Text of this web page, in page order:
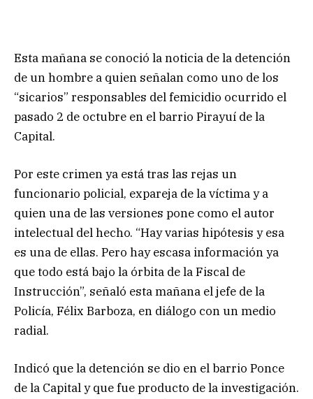
Esta mañana se conoció la noticia de la detención
de un hombre a quien señalan como uno de los
“sicarios” responsables del femicidio ocurrido el
pasado 2 de octubre en el barrio Pirayuí de la
Capital.
Por este crimen ya está tras las rejas un
funcionario policial, expareja de la víctima y a
quien una de las versiones pone como el autor
intelectual del hecho. “Hay varias hipótesis y esa
es una de ellas. Pero hay escasa información ya
que todo está bajo la órbita de la Fiscal de
Instrucción”, señaló esta mañana el jefe de la
Policía, Félix Barboza, en diálogo con un medio
radial.
Indicó que la detención se dio en el barrio Ponce
de la Capital y que fue producto de la investigación.